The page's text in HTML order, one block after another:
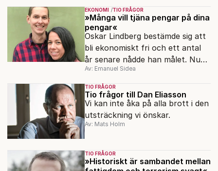
dödläge i israelisk politik.
EKONOMI TIO FRÅGOR
»Många vill tjäna pengar på dina
pengar«
Oskar Lindberg bestämde sig att
bli ekonomiskt fri och ett antal
år senare nådde han målet. Nu
har han skrivit en bok om
familjens resa.
Av: Emanuel Sidea
TIO FRÅGOR
Tio frågor till Dan Eliasson
Vi kan inte åka på alla brott i den
utsträckning vi önskar.
Av: Mats Holm
TIO FRÅGOR
»Historiskt är sambandet mellan